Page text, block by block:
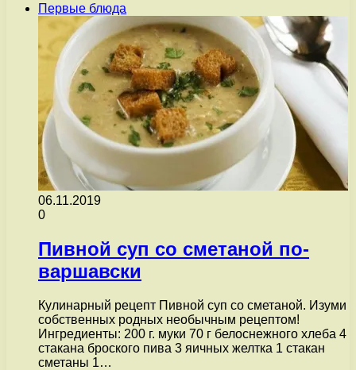
Первые блюда
06.11.2019
0
Пивной суп со сметаной по-
варшавски
Кулинарный рецепт Пивной суп со сметаной. Изуми
собственных родных необычным рецептом!
Ингредиенты: 200 г. муки 70 г белоснежного хлеба 4
стакана броского пива 3 яичных желтка 1 стакан
сметаны 1…